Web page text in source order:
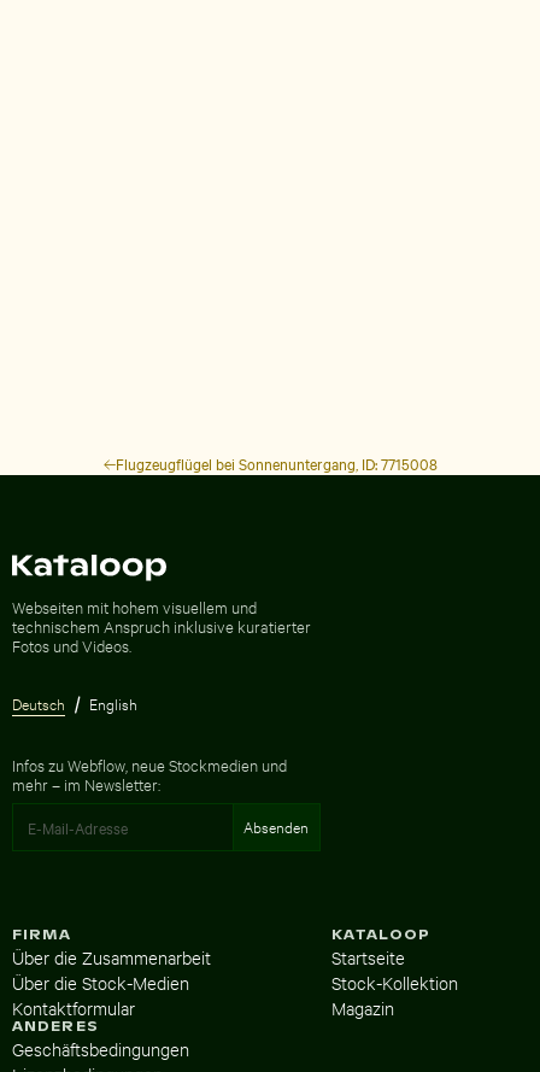
Flugzeugflügel bei Sonnenuntergang, ID: 7715008
Webseiten mit hohem visuellem und
technischem Anspruch inklusive kuratierter
Fotos und Videos.
Deutsch English
Infos zu Webflow, neue Stockmedien und
mehr – im Newsletter:
KATALOOP
Startseite
Stock-Kollektion
Magazin
FIRMA
Über die Zusammenarbeit
Über die Stock-Medien
Kontaktformular
ANDERES
Geschäftsbedingungen